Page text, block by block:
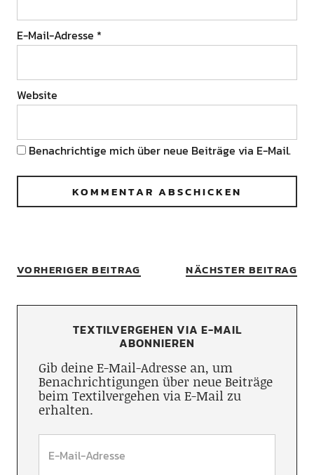
E-Mail-Adresse *
Website
Benachrichtige mich über neue Beiträge via E-Mail.
VORHERIGER BEITRAG NÄCHSTER BEITRAG
TEXTILVERGEHEN VIA E-MAIL
ABONNIEREN
Gib deine E-Mail-Adresse an, um
Benachrichtigungen über neue Beiträge
beim Textilvergehen via E-Mail zu
erhalten.